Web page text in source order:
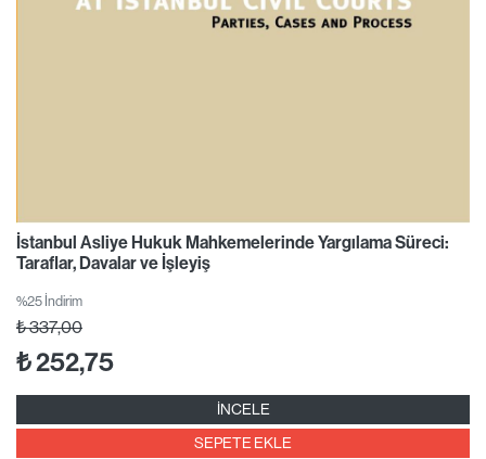
İstanbul Asliye Hukuk Mahkemelerinde Yargılama Süreci:
Taraflar, Davalar ve İşleyiş
%25 İndirim
₺337,00
₺252,75
İNCELE
SEPETE EKLE